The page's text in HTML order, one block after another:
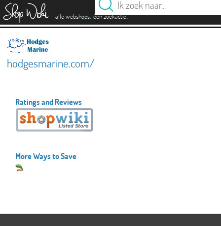
alle webshops. één zoekactie.
hodgesmarine.com/
Ratings and Reviews
More Ways to Save